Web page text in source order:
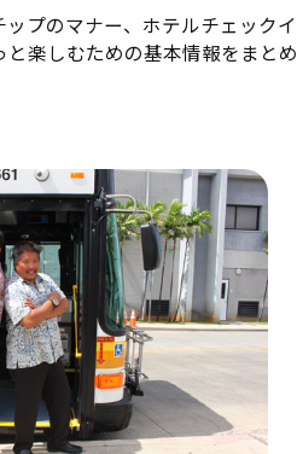
プのマナー、ホテルチェック
楽しむための基本情報をまと